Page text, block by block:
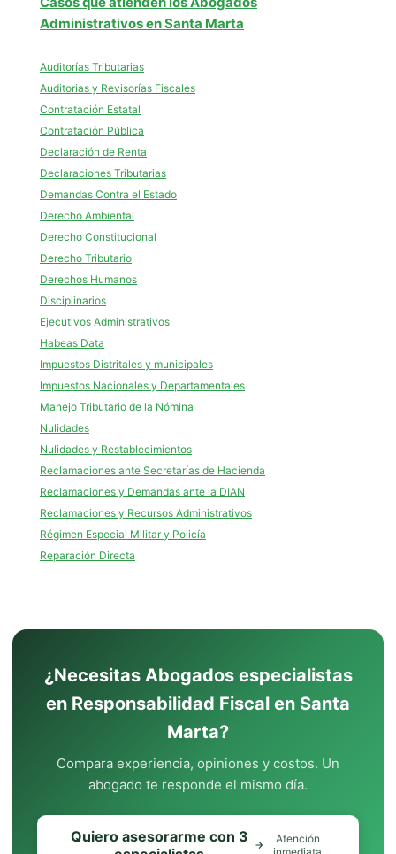
Administrativos en Santa Marta
Auditorías Tributarias
Auditorias y Revisorías Fiscales
Contratación Estatal
Contratación Pública
Declaración de Renta
Declaraciones Tributarias
Demandas Contra el Estado
Derecho Ambiental
Derecho Constitucional
Derecho Tributario
Derechos Humanos
Disciplinarios
Ejecutivos Administrativos
Habeas Data
Impuestos Distritales y municipales
Impuestos Nacionales y Departamentales
Manejo Tributario de la Nómina
Nulidades
Nulidades y Restablecimientos
Reclamaciones ante Secretarías de Hacienda
Reclamaciones y Demandas ante la DIAN
Reclamaciones y Recursos Administrativos
Régimen Especial Militar y Policía
Reparación Directa
¿Necesitas Abogados especialistas
en Responsabilidad Fiscal en Santa
Marta?
Compara experiencia, opiniones y costos. Un
abogado te responde el mismo día.
Quiero asesorarme con 3
Atención